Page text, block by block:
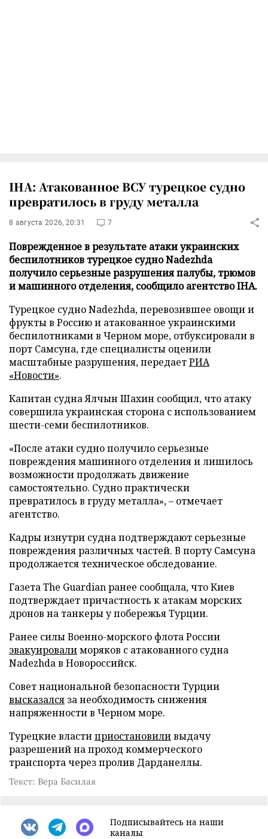
IHA: Атакованное ВСУ турецкое судно
превратилось в груду металла
8 августа 2026, 20:31 7
Поврежденное в результате атаки украинских
беспилотников турецкое судно Nadezhda
получило серьезные разрушения палубы, трюмов
и машинного отделения, сообщило агентство IHA.
Турецкое судно Nadezhda, перевозившее овощи и
фрукты в Россию и атакованное украинскими
беспилотниками в Черном море, отбуксировали в
порт Самсуна, где специалисты оценили
масштабные разрушения, передаетРИА
«Новости».
Капитан судна Ялчын Шахин сообщил, что атаку
совершила украинская сторона с использованием
шести-семи беспилотников.
«После атаки судно получило серьезные
повреждения машинного отделения и лишилось
возможности продолжать движение
самостоятельно. Судно практически
превратилось в груду металла», – отмечает
агентство.
Кадры изнутри судна подтверждают серьезные
повреждения различных частей. В порту Самсуна
продолжается техническое обследование.
Газета The Guardian ранее сообщала, что Киев
подтверждает причастность к атакам морских
дронов на танкеры у побережья Турции.
Ранее силы Военно-морского флота России
эвакуировалиморяков с атакованного судна
Nadezhda в Новороссийск.
Совет национальной безопасности Турции
высказался за необходимость снижения
напряженности в Черном море.
Турецкие властиприостановиливыдачу
разрешений на проход коммерческого
транспорта через пролив Дарданеллы.
Текст: Вера Басилая
Подписывайтесь на наши
каналы